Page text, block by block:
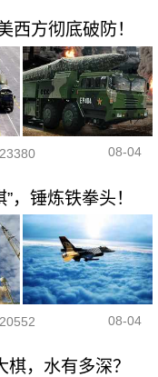
西方彻底破防！
23380 08-04
，锤炼铁拳头！
20552 08-04
，水有多深？